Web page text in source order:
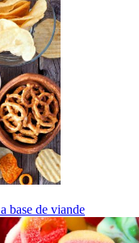
base de viande